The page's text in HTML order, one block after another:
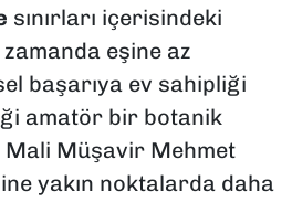
sınırları içerisindeki
zamanda eşine az
başarıya ev sahipliği
amatör bir botanik
Müşavir Mehmet
yakın noktalarda daha